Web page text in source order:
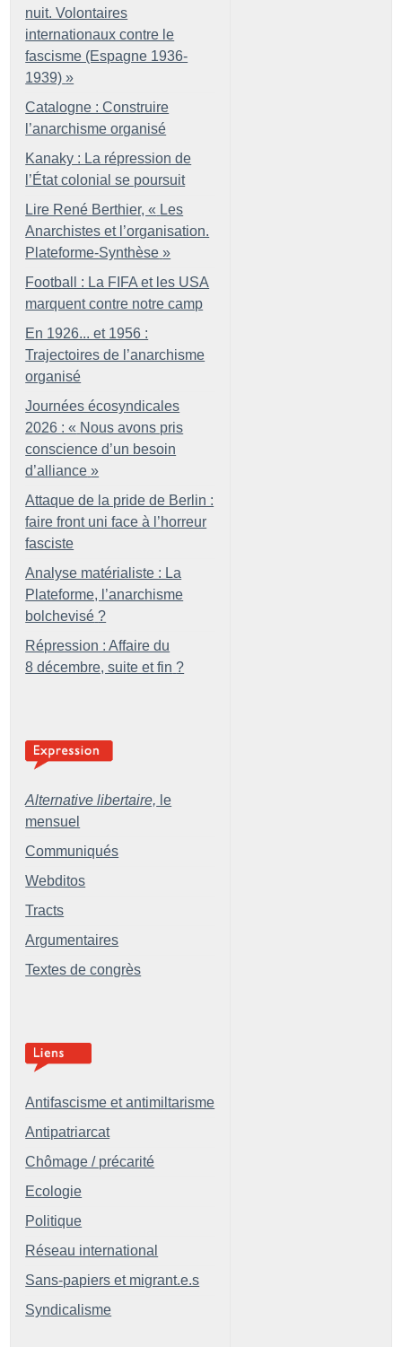
nuit. Volontaires
internationaux contre le
fascisme (Espagne 1936-
1939) »
Catalogne : Construire
l’anarchisme organisé
Kanaky : La répression de
l’État colonial se poursuit
Lire René Berthier, « Les
Anarchistes et l’organisation.
Plateforme-Synthèse »
Football : La FIFA et les USA
marquent contre notre camp
En 1926... et 1956 :
Trajectoires de l’anarchisme
organisé
Journées écosyndicales
2026 : « Nous avons pris
conscience d’un besoin
d’alliance »
Attaque de la pride de Berlin :
faire front uni face à l’horreur
fasciste
Analyse matérialiste : La
Plateforme, l’anarchisme
bolchevisé ?
Répression : Affaire du
8 décembre, suite et fin ?
Alternative libertaire, le
mensuel
Communiqués
Webditos
Tracts
Argumentaires
Textes de congrès
Antifascisme et antimiltarisme
Antipatriarcat
Chômage / précarité
Ecologie
Politique
Réseau international
Sans-papiers et migrant.e.s
Syndicalisme